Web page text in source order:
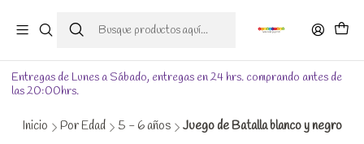
Entregas de Lunes a Sábado, entregas en 24 hrs. comprando antes de
las 20:00hrs.
Inicio Por Edad 5 - 6 años Juego de Batalla blanco y negro